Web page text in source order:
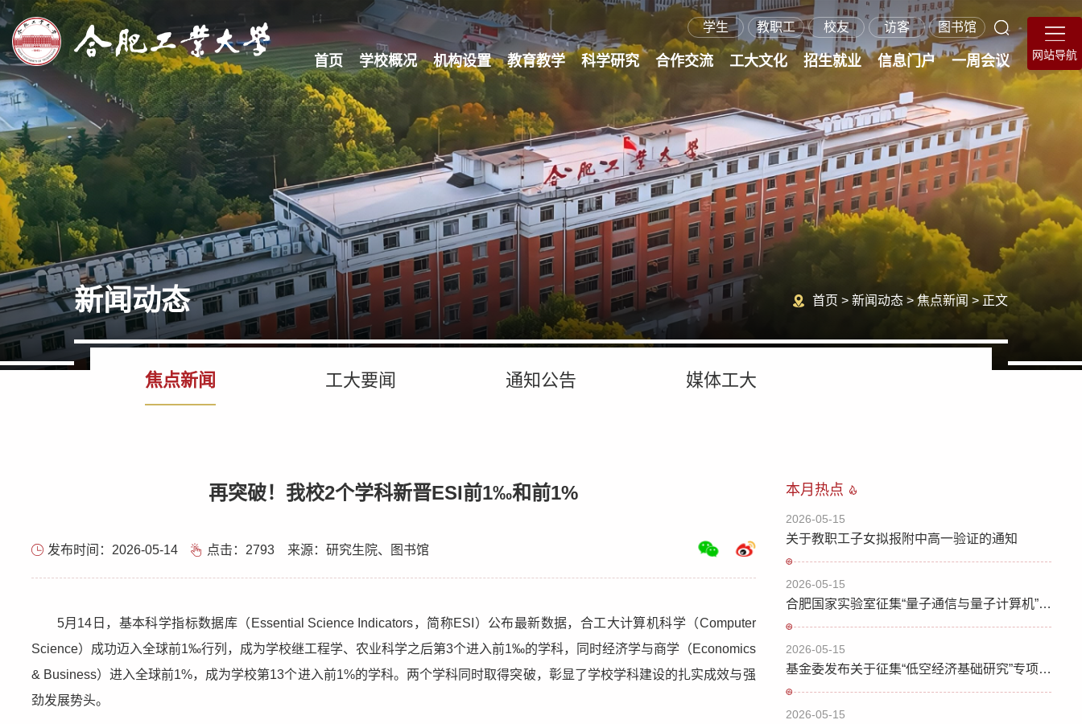
学生 教职工 校友 访客 图书馆
首页 学校概况
工大简介
历史沿革
现任领导
历任领导
学校章程
工大标识
机构设置
院系设置
组织机构
教育教学
本科生教育
研究生教育
科学研究 合作交流
外事资讯
国际交流
港澳台交流
交流项目
工大文化 招生就业
研究生招生
在职硕士招生
继续教育招生
就业指导服务
海外学生招生
信息门户 一周会议 网站导航
新闻动态 首页 > 新闻动态 > 焦点新闻 > 正文
焦点新闻 工大要闻 通知公告 媒体工大
再突破！我校2个学科新晋ESI前1‰和前1%
发布时间：2026-05-14 点击： 2793 来源：研究生院、图书馆
5月14日，基本科学指标数据库（Essential Science Indicators，简称ESI）公布最新数据，合工大计算机科学（Computer
Science）成功迈入全球前1‰行列，成为学校继工程学、农业科学之后第3个进入前1‰的学科，同时经济学与商学（Economics
& Business）进入全球前1%，成为学校第13个进入前1%的学科。两个学科同时取得突破，彰显了学校学科建设的扎实成效与强
劲发展势头。
本月热点
2026-05-15
关于教职工子女拟报附中高一验证的通知
2026-05-15
合肥国家实验室征集“量子通信与量子计算机”国家科技重大专项公开竞争类项目建议
2026-05-15
基金委发布关于征集“低空经济基础研究”专项项目指南建议的通告
2026-05-15